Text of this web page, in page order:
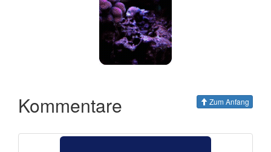
Kommentare Zum Anfang